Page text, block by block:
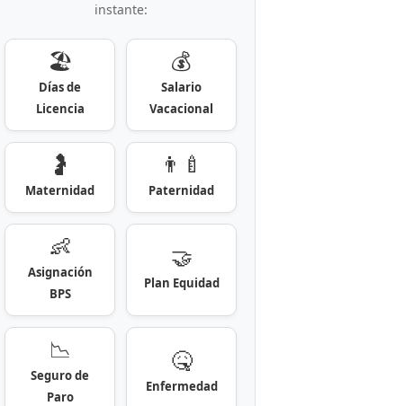
instante:
🏖️
Días de
Licencia
💰
Salario
Vacacional
🤰
Maternidad
👨‍🍼
Paternidad
👶
Asignación
BPS
🤝
Plan Equidad
📉
Seguro de
Paro
🤒
Enfermedad